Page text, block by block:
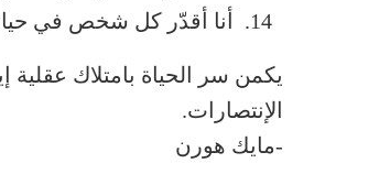
أنا أقدّر كل شخص في
يكمن سر الحياة بامتلاك عقلية
الإنتصارات.
-مايك هورن